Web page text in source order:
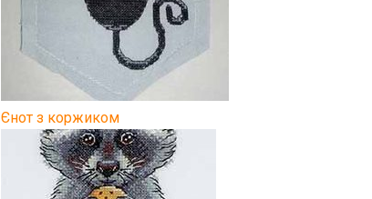
Єнот з коржиком